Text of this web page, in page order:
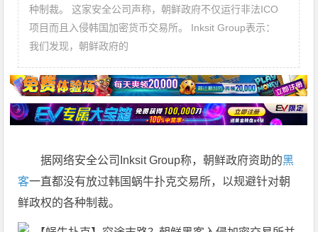
种制裁。 这家安全公司声称，朝鲜政府不仅运行非法ICO
项目而且入侵韩国加密货币交易所。 Inksit Group表示：
我们发现，朝鲜政府的
据网络安全公司Inksit Group称，朝鲜政府资助的黑
客一直都没有放过韩国蜗牛扑克交易所，以规避针对朝
鲜政权的各种制裁。